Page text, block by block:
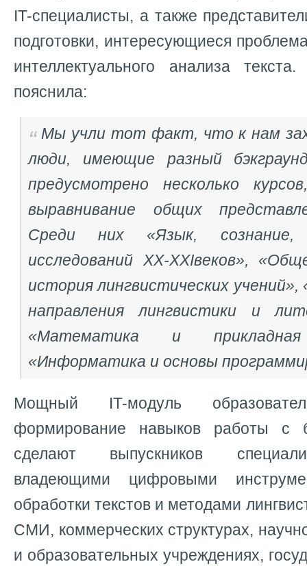
IT-специалисты, а также
подготовки, интересующиеся
интеллектуального анализа
пояснила:
Мы учли тот факт, что к нам
люди, имеющие разный
предусмотрено несколько
выравнивание общих
Среди них «Язык,
исследований XX-XXIвеков»,
история лингвистических
направления лингвистики и
«Математика и
«Информатика и основы
Мощный IT-модуль
формирование навыков работы с
сделают выпускников
владеющими цифровыми
обработки текстов и методами
СМИ, коммерческих структурах,
и образовательных учреждениях,